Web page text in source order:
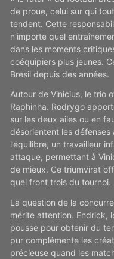
de proue, celui sur qui
tendent. Cette
n’importe quel
dans les moments
coéquipiers plus jeunes.
Brésil depuis des années.
Autour de Vinicius, le trio
Raphinha. Rodrygo
sur les deux ailes ou en
désorientent les défenses
l’équilibre, un travailleur
attaque, permettant à
de mieux. Ce triumvirat
quel front trois du tournoi.
La question de la
mérite attention. Endrick,
pousse pour obtenir du
pur complémente les
précieuse quand les